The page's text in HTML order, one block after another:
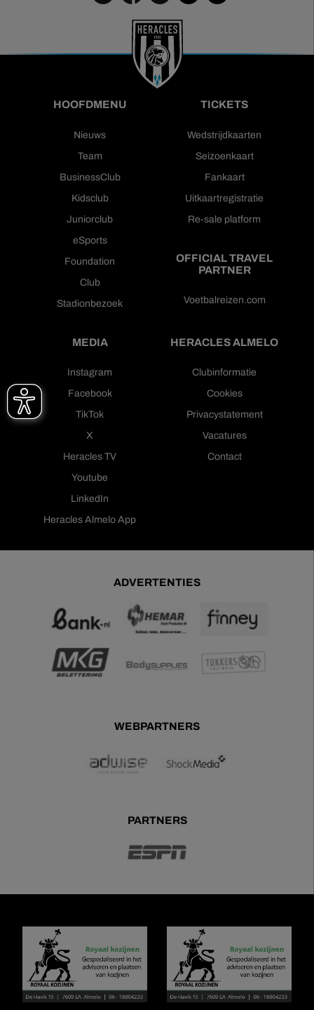
HOOFDMENU
Nieuws
Team
BusinessClub
Kidsclub
Juniorclub
eSports
Foundation
Club
Stadionbezoek
TICKETS
Wedstrijdkaarten
Seizoenkaart
Fankaart
Uitkaartregistratie
Re-sale platform
OFFICIAL TRAVEL
PARTNER
Voetbalreizen.com
MEDIA
Instagram
Facebook
TikTok
X
Heracles TV
Youtube
LinkedIn
Heracles Almelo App
HERACLES ALMELO
Clubinformatie
Cookies
Privacystatement
Vacatures
Contact
ADVERTENTIES
WEBPARTNERS
PARTNERS